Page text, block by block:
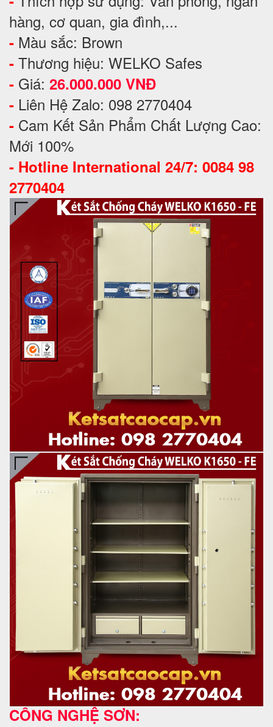
hàng, cơ quan, gia đình,...
- Màu sắc: Brown
- Thương hiệu: WELKO Safes
- Giá: 26.000.000 VNĐ
- Liên Hệ Zalo: 098 2770404
- Cam Kết Sản Phẩm Chất Lượng Cao:
Mới 100%
- Hotline International 24/7: 0084 98
2770404
CÔNG NGHỆ SƠN: